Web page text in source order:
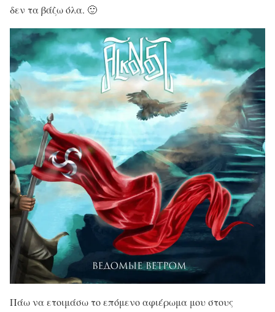
δεν τα βάζω όλα. 🙂
Πάω να ετοιμάσω το επόμενο αφιέρωμα μου στους